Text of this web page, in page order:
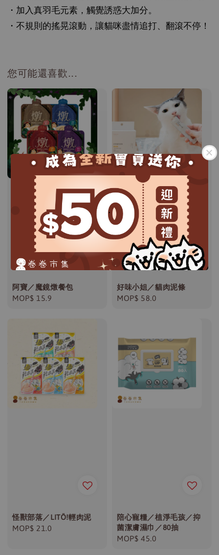
.
・加入真羽毛元素，觸覺誘惑大加分。
・不規則的搖晃滾動，讓貓咪盡情追打、翻滾不停！
您可能還喜歡...
阿寶／魔鏡燉餐包
Regular
MOP$ 15.9
好味小姐／貓肉泥條
Regular
MOP$ 58.0
怪獸部落／LITÖ!輕肉泥
Regular
MOP$ 21.0
陪心寵糧／植淨毛孩／抑
菌潔膚濕巾／80抽
Regular
MOP$ 45.0